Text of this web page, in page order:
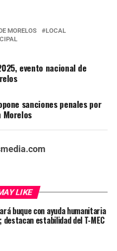
MORELOS
LOCAL
evento nacional de
sanciones penales por
Morelos
LIKE
buque con ayuda humanitaria
destacan estabilidad del T-MEC